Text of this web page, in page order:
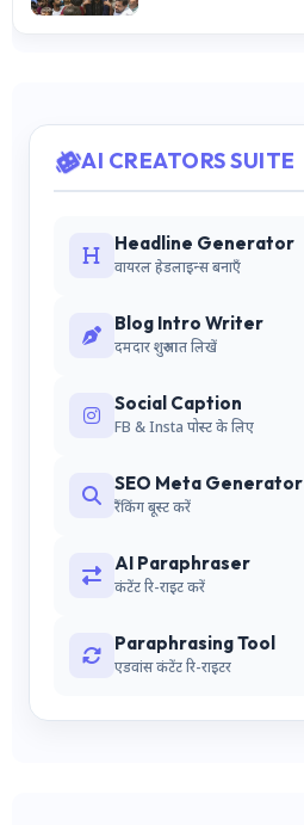
AI CREATORS SUITE
Headline Generator
वायरल हेडलाइन्स बनाएँ
Blog Intro Writer
दमदार शुरुआत लिखें
Social Caption
FB & Insta पोस्ट के लिए
SEO Meta Generator
रैंकिंग बूस्ट करें
AI Paraphraser
कंटेंट रि-राइट करें
Paraphrasing Tool
एडवांस कंटेंट रि-राइटर